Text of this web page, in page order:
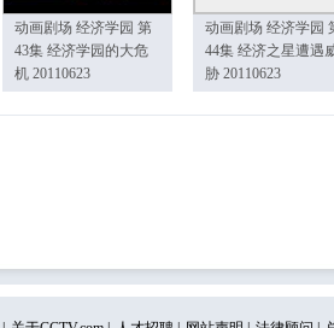
动画剧场 经济学园 第
43集 经济学园的大危
机 20110623
动画剧场 经济学园
44集 经济之星遭遇
胁 20110623